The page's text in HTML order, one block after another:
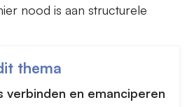
nood is aan structurele
thema
verbinden en emanciperen